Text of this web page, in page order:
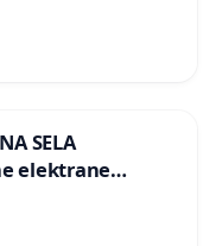
SELA
elektrane